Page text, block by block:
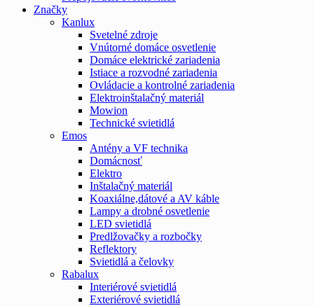
Značky
Kanlux
Svetelné zdroje
Vnútorné domáce osvetlenie
Domáce elektrické zariadenia
Istiace a rozvodné zariadenia
Ovládacie a kontrolné zariadenia
Elektroinštalačný materiál
Mowion
Technické svietidlá
Emos
Antény a VF technika
Domácnosť
Elektro
Inštalačný materiál
Koaxiálne,dátové a AV káble
Lampy a drobné osvetlenie
LED svietidlá
Predlžovačky a rozbočky
Reflektory
Svietidlá a čelovky
Rabalux
Interiérové svietidlá
Exteriérové svietidlá